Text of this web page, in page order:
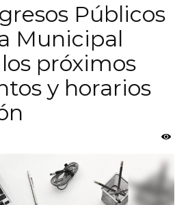
Públicos
Municipal
próximos
y horarios